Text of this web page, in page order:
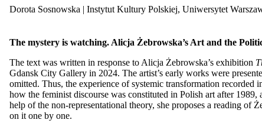
Dorota Sosnowska | Instytut Kultury Polskiej, Uniwersytet
The mystery is watching. Alicja Żebrowska’s Art and the
The text was written in response to Alicja Żebrowska’s exhibition
Gdansk City Gallery in 2024. The artist’s early works were
omitted. Thus, the experience of systemic transformation recorded
how the feminist discourse was constituted in Polish art after
help of the non-representational theory, she proposes a reading of
on it one by one.